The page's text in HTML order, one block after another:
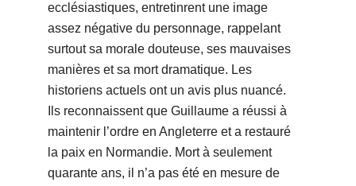
ecclésiastiques, entretinrent une image
assez négative du personnage, rappelant
surtout sa morale douteuse, ses mauvaises
manières et sa mort dramatique. Les
historiens actuels ont un avis plus nuancé.
Ils reconnaissent que Guillaume a réussi à
maintenir l’ordre en Angleterre et a restauré
la paix en Normandie. Mort à seulement
quarante ans, il n’a pas été en mesure de